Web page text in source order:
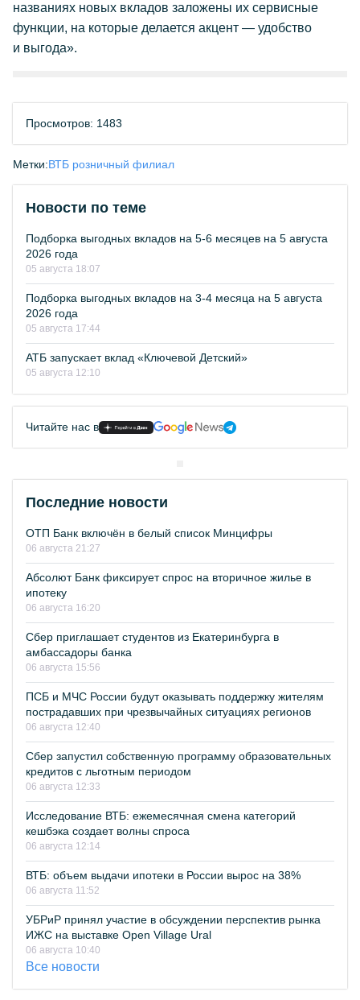
названиях новых вкладов заложены их сервисные
функции, на которые делается акцент — удобство
и выгода».
Просмотров: 1483
Метки:ВТБ розничный филиал
Новости по теме
Подборка выгодных вкладов на 5-6 месяцев на 5 августа
2026 года
05 августа 18:07
Подборка выгодных вкладов на 3-4 месяца на 5 августа
2026 года
05 августа 17:44
АТБ запускает вклад «Ключевой Детский»
05 августа 12:10
Читайте нас в
Последние новости
ОТП Банк включён в белый список Минцифры
06 августа 21:27
Абсолют Банк фиксирует спрос на вторичное жилье в
ипотеку
06 августа 16:20
Сбер приглашает студентов из Екатеринбурга в
амбассадоры банка
06 августа 15:56
ПСБ и МЧС России будут оказывать поддержку жителям
пострадавших при чрезвычайных ситуациях регионов
06 августа 12:40
Сбер запустил собственную программу образовательных
кредитов с льготным периодом
06 августа 12:33
Исследование ВТБ: ежемесячная смена категорий
кешбэка создает волны спроса
06 августа 12:14
ВТБ: объем выдачи ипотеки в России вырос на 38%
06 августа 11:52
УБРиР принял участие в обсуждении перспектив рынка
ИЖС на выставке Open Village Ural
06 августа 10:40
Все новости